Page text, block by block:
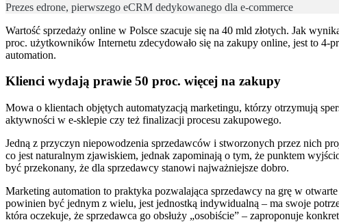
Prezes edrone, pierwszego eCRM dedykowanego dla e-commerce
Wartość sprzedaży online w Polsce szacuje się na 40 mld złotych. Jak
proc. użytkowników Internetu zdecydowało się na zakupy online, jest to
automation.
Klienci wydają prawie 50 proc. więcej na zakupy
Mowa o klientach objętych automatyzacją marketingu, którzy otrzymują
aktywności w e-sklepie czy też finalizacji procesu zakupowego.
Jedną z przyczyn niepowodzenia sprzedawców i stworzonych przez nich
co jest naturalnym zjawiskiem, jednak zapominają o tym, że punktem
być przekonany, że dla sprzedawcy stanowi najważniejsze dobro.
Marketing automation to praktyka pozwalająca sprzedawcy na grę w
powinien być jednym z wielu, jest jednostką indywidualną – ma swoje
która oczekuje, że sprzedawca go obsłuży „osobiście” – zaproponuje